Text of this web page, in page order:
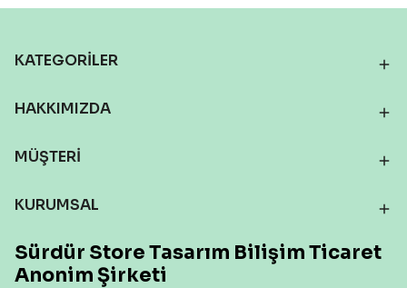
KATEGORİLER
HAKKIMIZDA
MÜŞTERİ
KURUMSAL
Sürdür Store Tasarım Bilişim Ticaret
Anonim Şirketi